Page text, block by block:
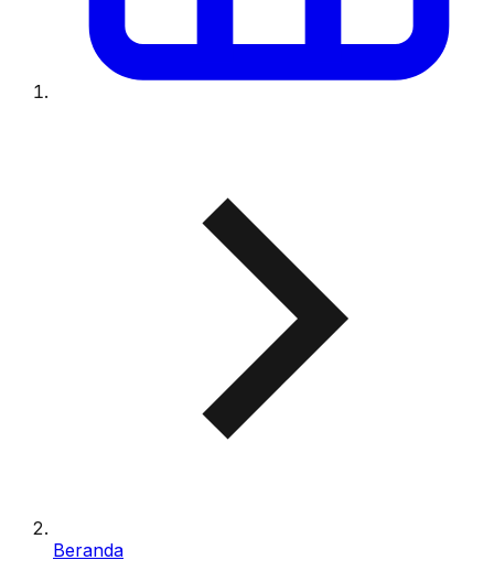
Beranda